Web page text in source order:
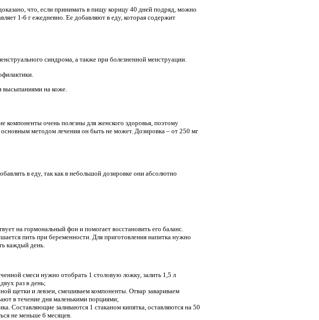
что, если принимать в пищу корицу 40 дней подряд, можно
1-6 г ежедневно. Ее добавляют в еду, которая содержит
синдрома, а также при болезненной менструации.
высыпаниями на коже.
очень полезны для женского здоровья, поэтому
методом лечения он быть не может. Дозировка – от 250 мг
в еду, так как в небольшой дозировке они абсолютно
на гормональный фон и помогает восстановить его баланс.
пить при беременности. Для приготовления напитка нужно
каждый день.
смеси нужно отобрать 1 столовую ложку, залить 1,5 л
раз в день;
щетки и левзеи, смешиваем компоненты. Отвар завариваем
в течение дня маленькими порциями;
Составляющие заливаются 1 стаканом кипятка, оставляются на 50
не меньше 6 месяцев.